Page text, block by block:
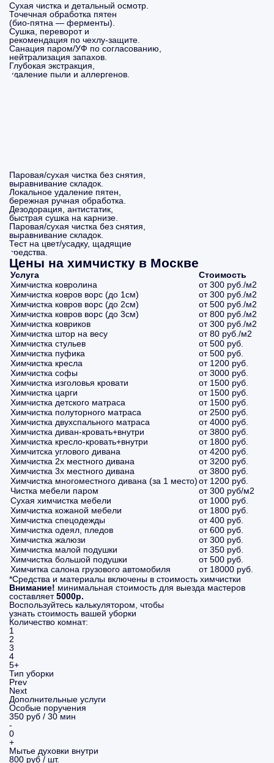
Сухая чистка и детальный осмотр.
Точечная обработка пятен
(био-пятна — ферменты).
Сушка, переворот и
рекомендация по чехлу-защите.
Санация паром/УФ по согласованию,
нейтрализация запахов.
Глубокая экстракция,
удаление пыли и аллергенов.
Паровая/сухая чистка без снятия,
выравнивание складок.
Локальное удаление пятен,
бережная ручная обработка.
Дезодорация, антистатик,
быстрая сушка на карнизе.
Паровая/сухая чистка без снятия,
выравнивание складок.
Тест на цвет/усадку, щадящие
средства.
Цены на химчистку в Москве
Услуга
Стоимость
Химчистка ковролина
от 300 руб./м2
Химчистка ковров ворс (до 1см)
от 300 руб./м2
Химчистка ковров ворс (до 2см)
от 500 руб./м2
Химчистка ковров ворс (до 3см)
от 800 руб./м2
Химчистка ковриков
от 300 руб./м2
Химчистка штор на весу
от 80 руб./м2
Химчистка стульев
от 500 руб.
Химчистка пуфика
от 500 руб.
Химчистка кресла
от 1200 руб.
Химчистка софы
от 3000 руб.
Химчистка изголовья кровати
от 1500 руб.
Химчистка царги
от 1500 руб.
Химчистка детского матраса
от 1500 руб.
Химчистка полуторного матраса
от 2500 руб.
Химчистка двухспального матраса
от 4000 руб.
Химчистка диван-кровать+внутри
от 3800 руб.
Химчистка кресло-кровать+внутри
от 1800 руб.
Химчитска углового дивана
от 4200 руб.
Химчистка 2х местного дивана
от 3200 руб.
Химчистка 3х местного дивана
от 3800 руб.
Химчистка многоместного дивана (за 1 место)от 1200 руб.
Чистка мебели паром
от 300 руб/м2
Сухая химчистка мебели
от 1000 руб.
Химчистка кожаной мебели
от 1800 руб.
Химчистка спецодежды
от 400 руб.
Химчистка одеял, пледов
от 600 руб.
Химчистка жалюзи
от 300 руб.
Химчистка малой подушки
от 350 руб.
Химчистка большой подушки
от 500 руб.
Химчитка салона грузового автомобиля
от 18000 руб.
*Средства и материалы включены в стоимость химчистки
Внимание! минимальная стоимость для выезда мастеров
составляет5000р.
Воспользуйтесь калькулятором, чтобы
узнать стоимость вашей уборки
Количество комнат:
1
2
3
4
5+
Тип уборки
Prev
Next
Дополнительные услуги
Особые поручения
350 руб / 30 мин
-
0
+
Мытье духовки внутри
800 руб / шт.